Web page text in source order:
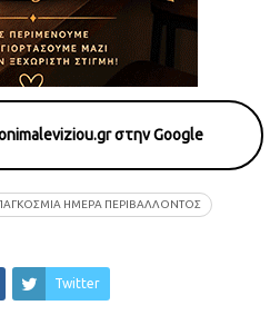
στην Google
ΗΜΕΡΑ ΠΕΡΙΒΑΛΛΟΝΤΟΣ
Twitter